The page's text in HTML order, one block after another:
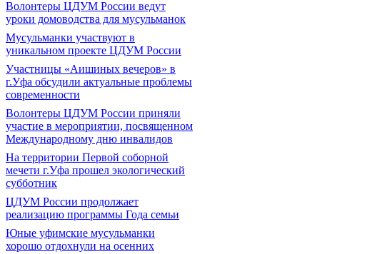
Волонтеры ЦДУМ России ведут
уроки домоводства для мусульманок
Мусульманки участвуют в
уникальном проекте ЦДУМ России
Участницы «Аишиных вечеров» в
г.Уфа обсудили актуальные проблемы
современности
Волонтеры ЦДУМ России приняли
участие в мероприятии, посвященном
Международному дню инвалидов
На территории Первой соборной
мечети г.Уфа прошел экологический
субботник
ЦДУМ России продолжает
реализацию программы Года семьи
Юные уфимские мусульманки
хорошо отдохнули на осенних